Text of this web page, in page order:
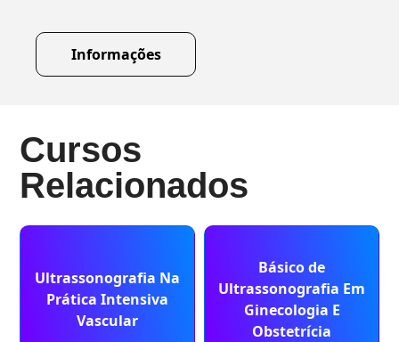
Informações
Cursos
Relacionados
Ultrassonografia Na
Prática Intensiva
Vascular
Básico de
Ultrassonografia Em
Ginecologia E
Obstetrícia